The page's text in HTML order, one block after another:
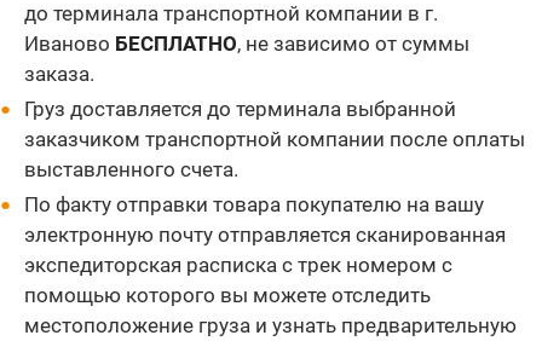
до терминала транспортной компании в г.
Иваново БЕСПЛАТНО, не зависимо от суммы
заказа.
Груз доставляется до терминала выбранной
заказчиком транспортной компании после оплаты
выставленного счета.
По факту отправки товара покупателю на вашу
электронную почту отправляется сканированная
экспедиторская расписка с трек номером с
помощью которого вы можете отследить
местоположение груза и узнать предварительную